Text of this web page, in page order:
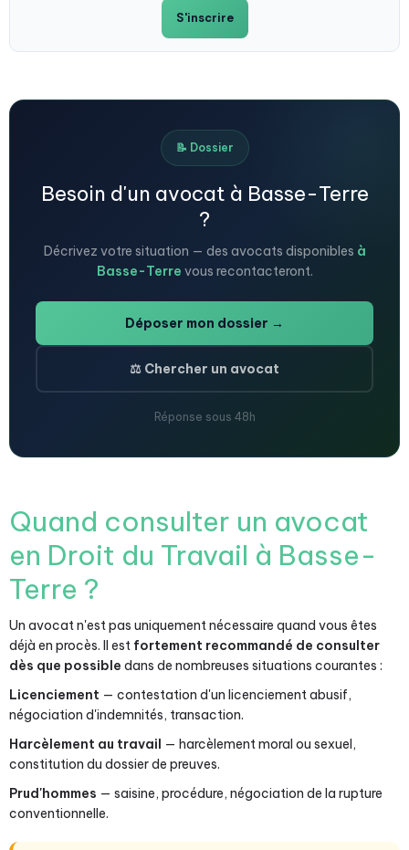
S'inscrire
📝 Dossier
Besoin d'un avocat à Basse-Terre
?
Décrivez votre situation — des avocats disponibles à
Basse-Terre vous recontacteront.
Déposer mon dossier →
⚖️ Chercher un avocat
Réponse sous 48h
Quand consulter un avocat
en Droit du Travail à Basse-
Terre ?
Un avocat n'est pas uniquement nécessaire quand vous êtes
déjà en procès. Il est fortement recommandé de consulter
dès que possible dans de nombreuses situations courantes :
Licenciement — contestation d'un licenciement abusif,
négociation d'indemnités, transaction.
Harcèlement au travail — harcèlement moral ou sexuel,
constitution du dossier de preuves.
Prud'hommes — saisine, procédure, négociation de la rupture
conventionnelle.